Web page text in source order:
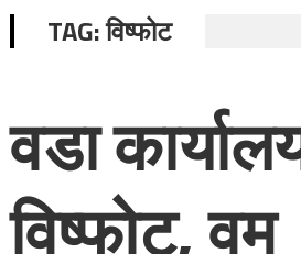
TAG:विष्फोट
वडा
विष्फोट, वम